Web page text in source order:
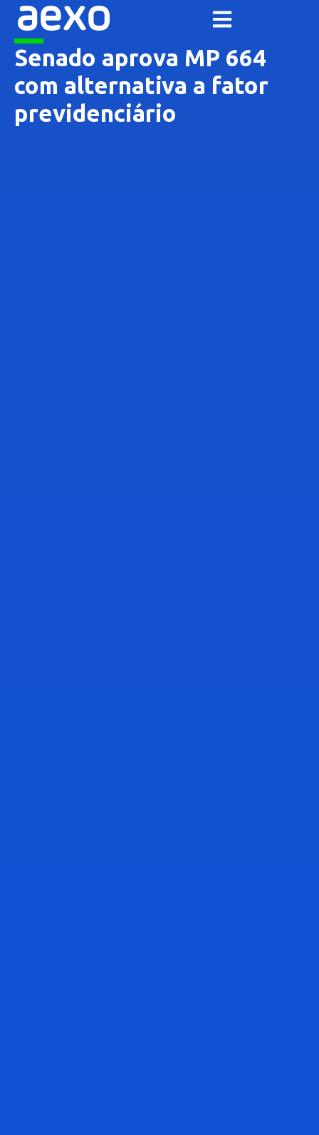
Senado aprova MP 664
com alternativa a fator
previdenciário